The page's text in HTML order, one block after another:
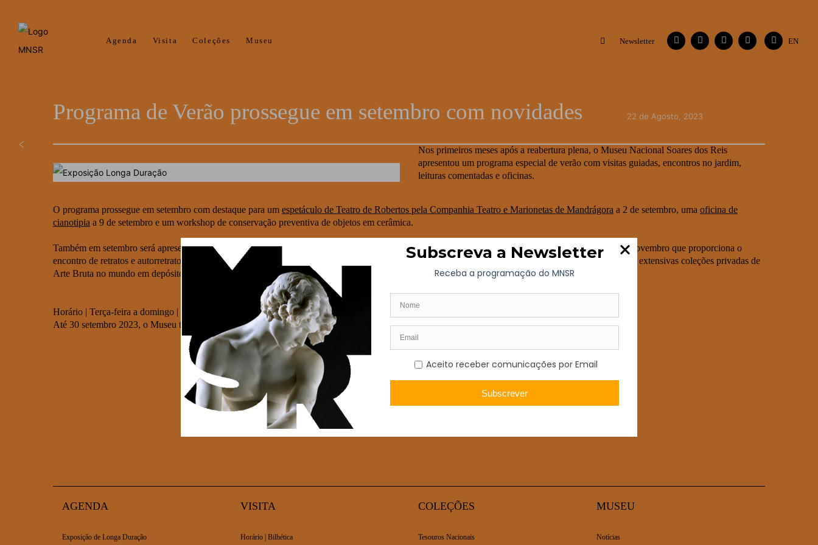
Agenda Visita Coleções Museu Newsletter FacebookInstagramVimeo Flickr Contactos
EN
Programa de Verão prossegue em setembro com novidades 22 de Agosto, 2023
Nos primeiros meses após a reabertura plena, o Museu Nacional Soares dos Reis
apresentou um programa especial de verão com visitas guiadas, encontros no jardim,
leituras comentadas e oficinas.
O programa prossegue em setembro com destaque para um espetáculo de Teatro de Robertos pela Companhia Teatro e Marionetas de Mandrágora a 2 de setembro, uma oficina de
cianotipia a 9 de setembro e um workshop de conservação preventiva de objetos em cerâmica.
Também em setembro será apresentado o programa paralelo da exposição temporária Portreto de la Animo Art Brut Etc. , uma mostra patente até 12 de novembro que proporciona o
encontro de retratos e autorretratos do acervo do Museu Nacional Soares dos Reis com os da Coleção Treger Saint Silvestre, uma das mais importantes e extensivas coleções privadas de
Arte Bruta no mundo em depósito no Centro de Arte Oliva.
Horário | Terça-feira a domingo | 10h00 às 18h00
Até 30 setembro 2023, o Museu tem prolongamento de horário às quintas-feiras, entre as 18h00 e as 20h00, com entrada gratuita.
AGENDA
Exposição de Longa Duração
VISITA
Horário | Bilhética
COLEÇÕES
Tesouros Nacionais
MUSEU
Notícias